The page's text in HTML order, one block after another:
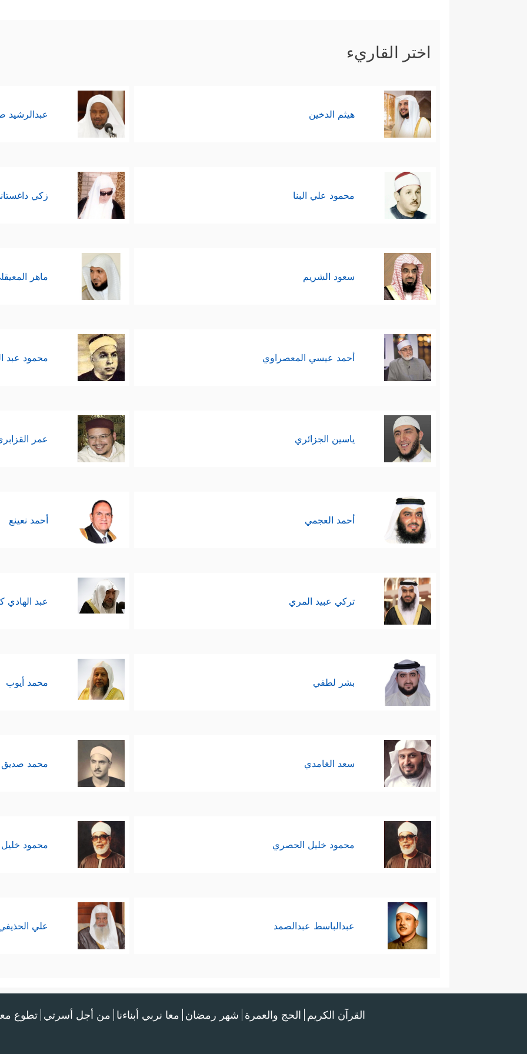
اختر القاريء
هيثم الدخين عبدالرشيد
محمود علي البنا زكي
سعود الشريم ماهر
أحمد عيسي المعصراوي محمود عبد
ياسين الجزائري عمر
أحمد العجمي أحمد نعينع
تركي عبيد المري عبد الهادي
بشر لطفي محمد أيوب
سعد الغامدي محمد صديق
محمود خليل الحصري محمود
عبدالباسط عبدالصمد علي
القرآن الكريم الحج والعمرة شهر رمضان معا نربي أبناءنا من أجل أسرتي تطوع